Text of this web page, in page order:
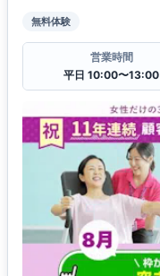
無料体験
営業時間
平日 10:00〜13:00